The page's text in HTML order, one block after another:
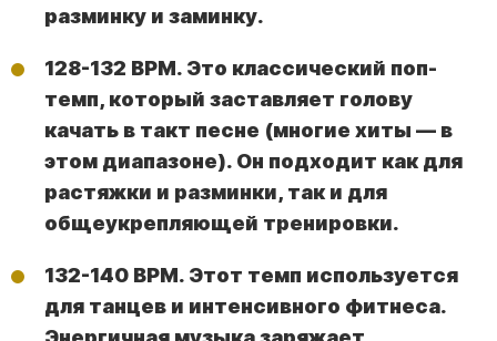
разминку и заминку.
128-132 BPM. Это классический поп-
темп, который заставляет голову
качать в такт песне (многие хиты — в
этом диапазоне). Он подходит как для
растяжки и разминки, так и для
общеукрепляющей тренировки.
132-140 BPM. Этот темп используется
для танцев и интенсивного фитнеса.